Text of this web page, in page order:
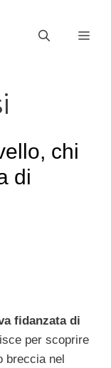
chi
di
fidanzata di
per scoprire
breccia nel